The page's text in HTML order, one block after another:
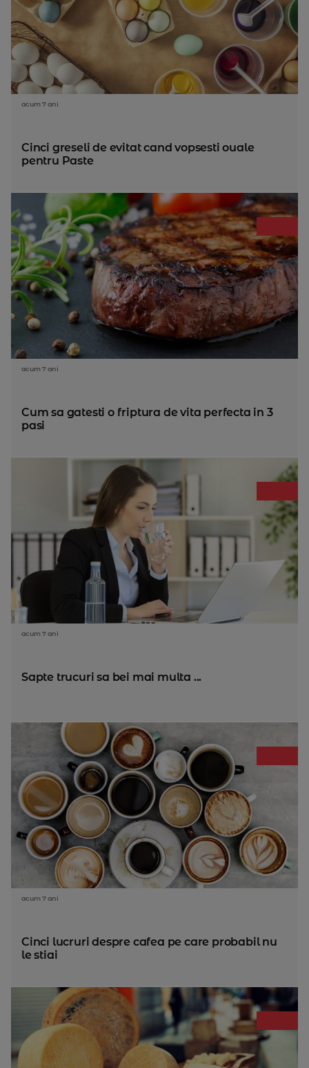
acum 7 ani
Cinci greseli de evitat cand vopsesti ouale
pentru Paste
acum 7 ani
Cum sa gatesti o friptura de vita perfecta in 3
pasi
acum 7 ani
Sapte trucuri sa bei mai multa ...
acum 7 ani
Cinci lucruri despre cafea pe care probabil nu
le stiai